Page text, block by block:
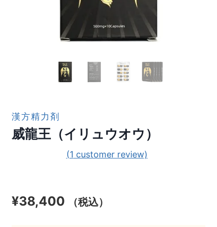
漢方精力剤
威龍王（イリュウオウ）
(1 customer review)
¥38,400 （税込）